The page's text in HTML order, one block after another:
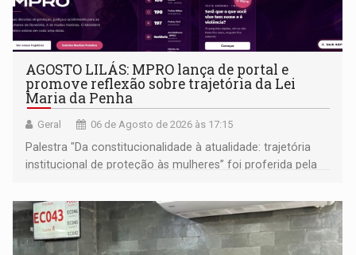
AGOSTO LILÁS: MPRO lança de portal e
promove reflexão sobre trajetória da Lei
Maria da Penha
Geral 06 de Agosto de 2026 às 17:15
Palestra "Da constitucionalidade à atualidade: trajetória
institucional de proteção às mulheres” foi proferida pela
Goiás